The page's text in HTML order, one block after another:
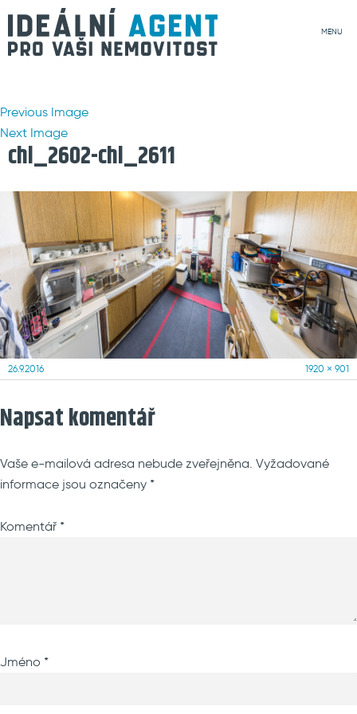
MENU
Previous Image
Next Image
chl_2602-chl_2611
Posted
26.9.2016
Full
1920 × 901
Napsat komentář
Vaše e-mailová adresa nebude zveřejněna. Vyžadované
informace jsou označeny *
Komentář *
Jméno *